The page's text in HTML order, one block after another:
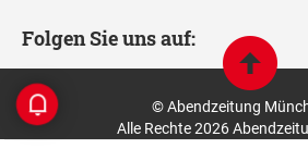
Folgen Sie uns auf:
© Abendzeitung
Alle Rechte 2026